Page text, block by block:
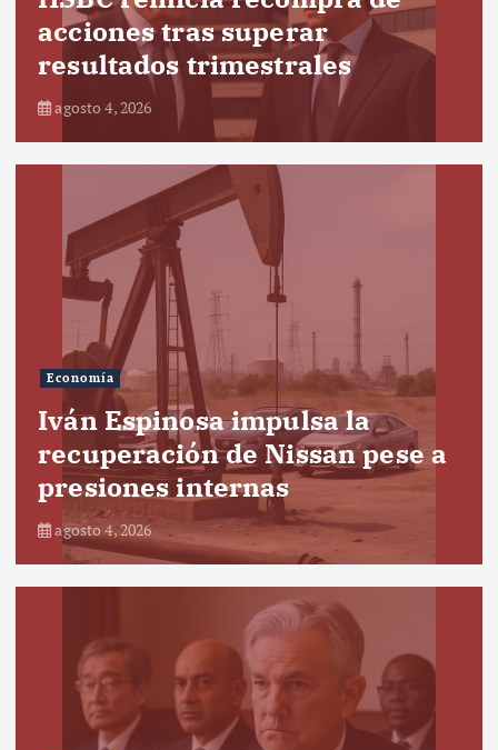
acciones tras superar
resultados trimestrales
agosto 4, 2026
Economía
Iván Espinosa impulsa la
recuperación de Nissan pese a
presiones internas
agosto 4, 2026